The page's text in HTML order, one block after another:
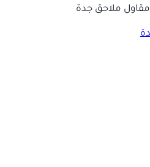
مقاول ملاحق جدة